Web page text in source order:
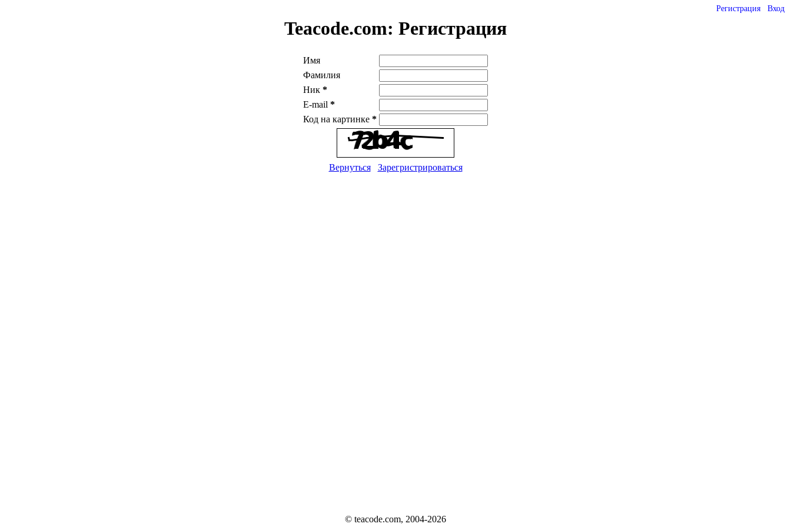
Регистрация Вход
Teacode.com: Регистрация
Имя
Фамилия
Ник *
E-mail *
Код на картинке *
Вернуться Зарегристрироваться
© teacode.com, 2004-2026